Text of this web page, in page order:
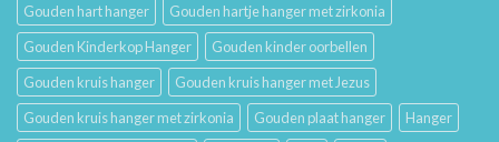
Gouden hart hanger
Gouden hartje hanger met zirkonia
Gouden Kinderkop Hanger
Gouden kinder oorbellen
Gouden kruis hanger
Gouden kruis hanger met Jezus
Gouden kruis hanger met zirkonia
Gouden plaat hanger
Hanger